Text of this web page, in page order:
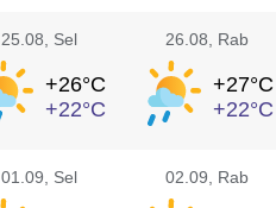
25.08 , Sel
+26°C
+22°C
26.08 , Rab
+27°C
+22°C
01.09 , Sel 02.09 , Rab